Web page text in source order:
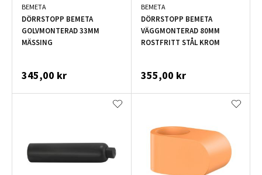
BEMETA
DÖRRSTOPP BEMETA
GOLVMONTERAD 33MM
MÄSSING
345,00 kr
BEMETA
DÖRRSTOPP BEMETA
VÄGGMONTERAD 80MM
ROSTFRITT STÅL KROM
355,00 kr